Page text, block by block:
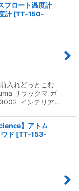
フロート温度計
計 [TT-150-
入れどっとこむ
リラックマ ガ
インテリア…
】アトム
ド [TT-153-